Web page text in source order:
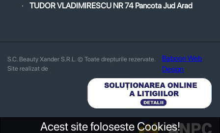
Acest site foloseste Cookies!
·
TUDOR VLADIMIRESCU NR 74 Pancota Jud Arad
S.C. Beauty Xander S.R.L. © Toate drepturile rezervate.
Site realizat de
Baboon Web
Design